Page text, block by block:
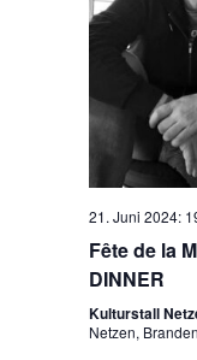
21. Juni 2024:
Fête de la
DINNER
Kulturstall
Netzen,